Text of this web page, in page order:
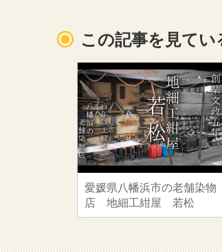
この記事を見て
愛媛県八幡浜市の老舗染物
店 地細工紺屋 若松